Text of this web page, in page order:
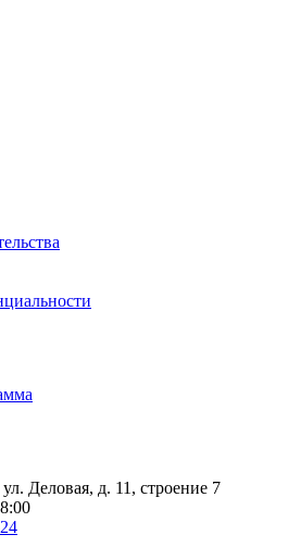
Деловая, д. 11, строение 7